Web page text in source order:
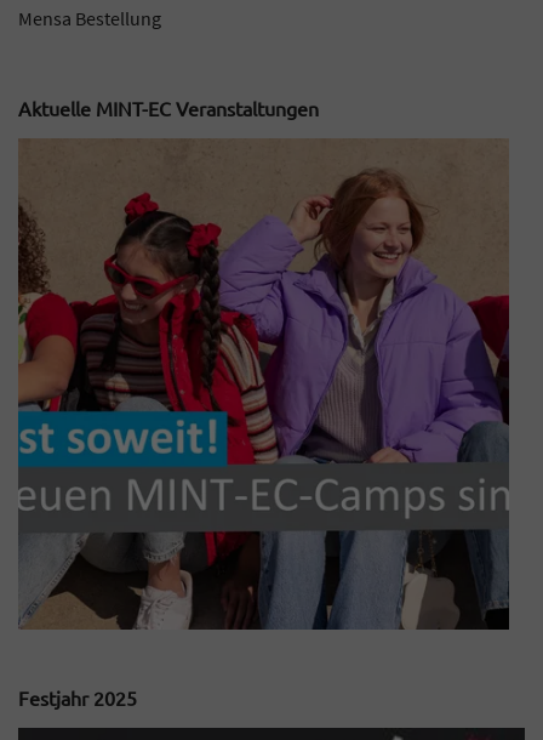
Mensa Bestellung
Aktuelle MINT-EC Veranstaltungen
Festjahr 2025